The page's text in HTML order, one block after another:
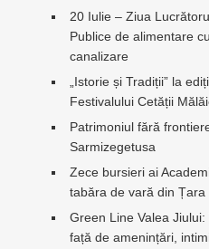
20 Iulie – Ziua
Publice de alimentare
canalizare
„Istorie și Tradiții” la
Festivalului Cetății
Patrimoniul fără
Sarmizegetusa
Zece bursieri ai
tabăra de vară din Țara
Green Line Valea
față de amenințări,